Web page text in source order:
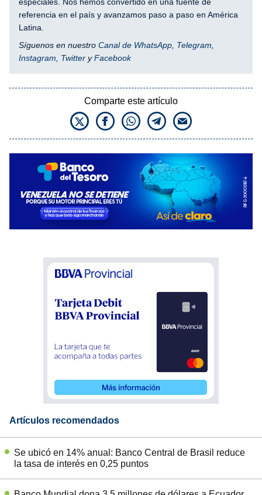
especiales. Nos hemos convertido en una fuente de
referencia en el país y avanzamos paso a paso en América
Latina.
Síguenos en nuestro Canal de WhatsApp, Telegram,
Instagram, Twitter yFacebook
Comparte este artículo
Artículos recomendados
Se ubicó en 14% anual: Banco Central de Brasil reduce
la tasa de interés en 0,25 puntos